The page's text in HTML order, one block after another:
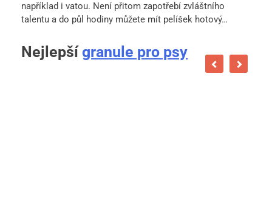
například i vatou. Není přitom zapotřebí zvláštního
talentu a do půl hodiny můžete mít pelíšek hotový…
Nejlepšígranule pro psy